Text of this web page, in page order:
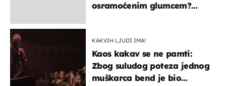
osramoćenim glumcem?
KAKVIH LJUDI IMA!
Kaos kakav se ne pamti:
Zbog suludog poteza jednog
muškarca bend je bio